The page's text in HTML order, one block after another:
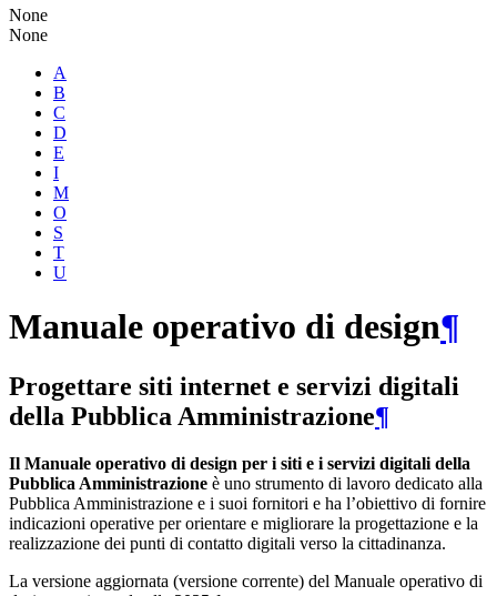
None
None
A
B
C
D
E
I
M
O
S
T
U
Manuale operativo di design¶
Progettare siti internet e servizi digitali
della Pubblica Amministrazione¶
Il Manuale operativo di design per i siti e i servizi digitali della
Pubblica Amministrazione è uno strumento di lavoro dedicato alla
Pubblica Amministrazione e i suoi fornitori e ha l’obiettivo di fornire
indicazioni operative per orientare e migliorare la progettazione e la
realizzazione dei punti di contatto digitali verso la cittadinanza.
La versione aggiornata (versione corrente) del Manuale operativo di